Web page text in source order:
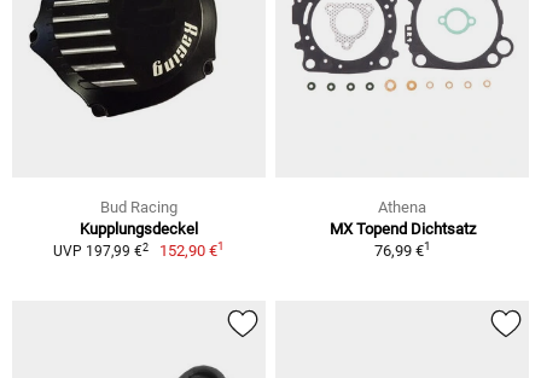
Bud Racing
Kupplungsdeckel
UVP 197,99 €2 152,90 €1
Athena
MX Topend Dichtsatz
76,99 €1